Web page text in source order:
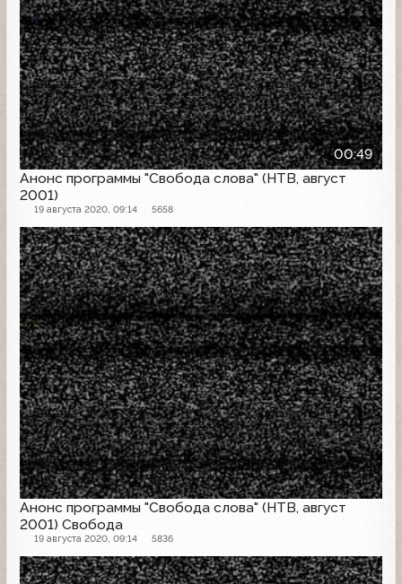
00:49
Анонс программы "Свобода слова" (НТВ, август
2001)
19 августа 2020, 09:14 5658
Анонс программы "Свобода слова" (НТВ, август
2001) Свобода
19 августа 2020, 09:14 5836
Анонс
Анонс